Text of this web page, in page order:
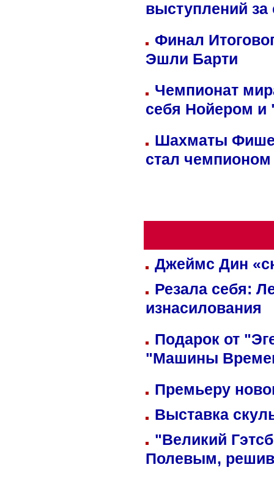
выступлений
Финал
Эшли Барти
Чемпионат
себя Нойером и
Шахматы
стал
Джеймс Дин
Резала себя:
изнасилования
Подарок от
"Машины
Премьеру
Выставка
"Великий
Полевым,